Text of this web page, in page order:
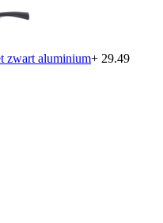
zwart aluminium+ 29.49